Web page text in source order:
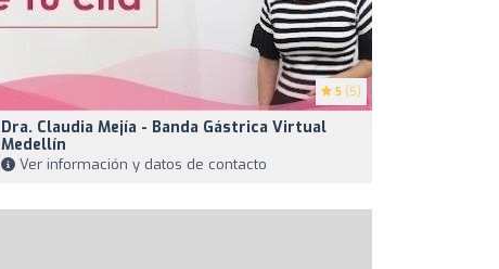
5 (5)
Dra. Claudia Mejía - Banda Gástrica Virtual
Medellín
Ver información y datos de contacto